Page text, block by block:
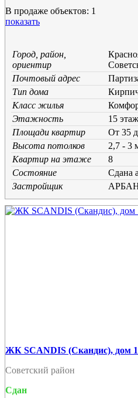
В продаже объектов: 1
показать
Город, район,
ориентир
Почтовый адрес
Тип дома
Класс жилья
Этажность
15
Площади квартир
От 35
Высота потолков
2,7 - 3
Квартир на этаже
8
Состояние
Cдана
Застройщик
ЖК SCANDIS (Скандис), дом
Советский район
Сдан